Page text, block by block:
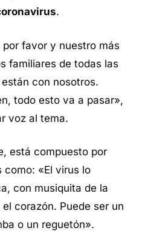
.
favor y nuestro más
familiares de todas las
con nosotros.
todo esto va a pasar»,
voz al tema.
está compuesto por
«El virus lo
con musiquita de la
corazón. Puede ser un
o un reguetón».